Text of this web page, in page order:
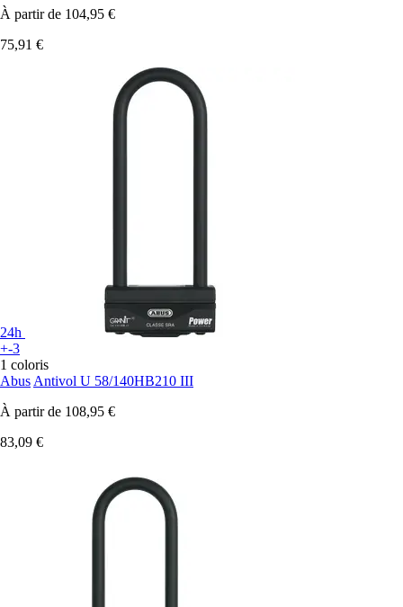
À partir de 104,95 €
75,91 €
24h
+-3
1 coloris
Abus Antivol U 58/140HB210 III
À partir de 108,95 €
83,09 €